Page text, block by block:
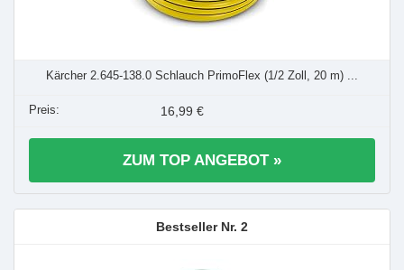
Kärcher 2.645-138.0 Schlauch PrimoFlex (1/2 Zoll, 20 m) ...
16,99 €
ZUM TOP ANGEBOT »
2